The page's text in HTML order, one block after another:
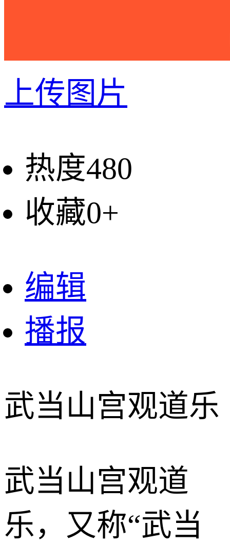
上传图片
热度480
收藏0+
编辑
播报
武当山宫观道乐
武当山宫观道
乐，又称“武当